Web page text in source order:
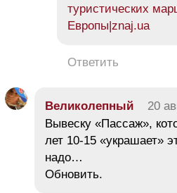
туристических
Европы|znaj.ua
Ответить
Великолепный 20
Вывеску «Пассаж»,
лет 10-15 «украшает»
надо…
Обновить.